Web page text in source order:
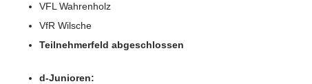
VFL Wahrenholz
VfR Wilsche
Teilnehmerfeld abgeschlossen
d-Junioren: